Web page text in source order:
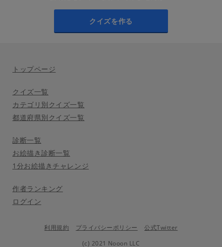
クイズを作る
トップページ
クイズ一覧
カテゴリ別クイズ一覧
都道府県別クイズ一覧
診断一覧
お絵描き診断一覧
1分お絵描きチャレンジ
作者ランキング
ログイン
利用規約 プライバシーポリシー
公式Twitter
(c) 2021 Nooon LLC